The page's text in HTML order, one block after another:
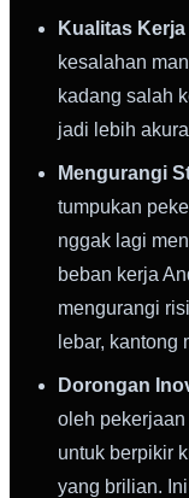
Kualitas
kesalahan
kadang salah
jadi lebih
Mengurangi
tumpukan
nggak lagi
beban kerja
mengurangi
lebar, kantong
Dorongan
oleh
untuk berpikir
yang brilian.